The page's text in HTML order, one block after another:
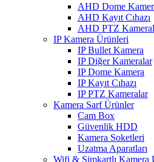
AHD Dome
AHD Kayıt Cıhazı
AHD PTZ
IP Kamera Ürünleri
IP Bullet Kamera
IP Diğer Kameralar
IP Dome Kamera
IP Kayıt Cıhazı
IP PTZ Kameralar
Kamera Sarf Ürünler
Cam Box
Güvenlik HDD
Kamera Soketleri
Uzatma Aparatları
Wifi & Simkartlı Kamera